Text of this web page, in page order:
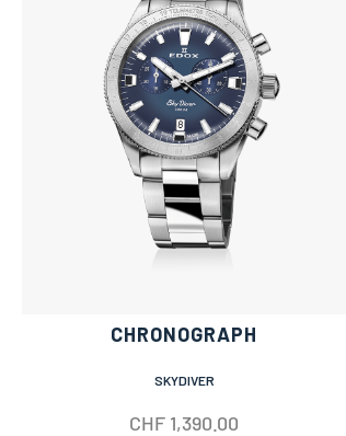
CHRONOGRAPH
SKYDIVER
CHF 1,390.00